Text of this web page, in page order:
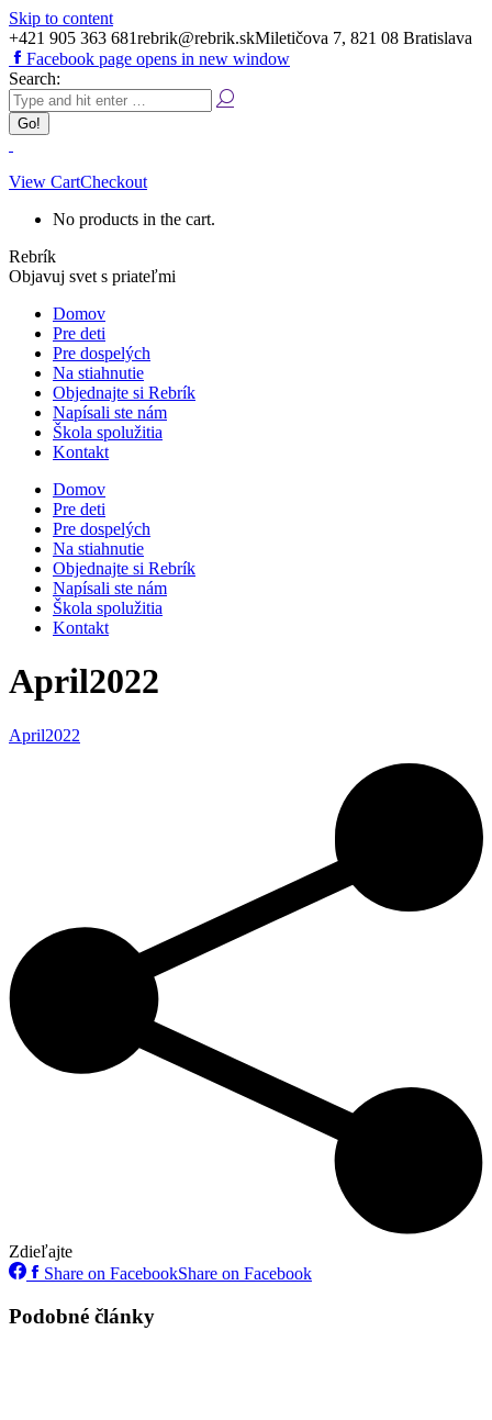
Skip to content
+421 905 363 681rebrik@rebrik.skMiletičova 7, 821 08 Bratislava
Facebook page opens in new window
Search:
View CartCheckout
No products in the cart.
Rebrík
Objavuj svet s priateľmi
Domov
Pre deti
Pre dospelých
Na stiahnutie
Objednajte si Rebrík
Napísali ste nám
Škola spolužitia
Kontakt
Domov
Pre deti
Pre dospelých
Na stiahnutie
Objednajte si Rebrík
Napísali ste nám
Škola spolužitia
Kontakt
April2022
April2022
Zdieľajte
Share on FacebookShare on Facebook
Podobné články